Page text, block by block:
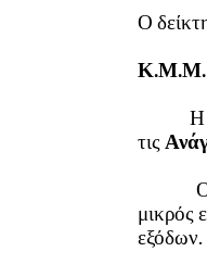
Ο
Κ.Μ.Μ.
Η
τις
Ο
μικρός
εξόδων.